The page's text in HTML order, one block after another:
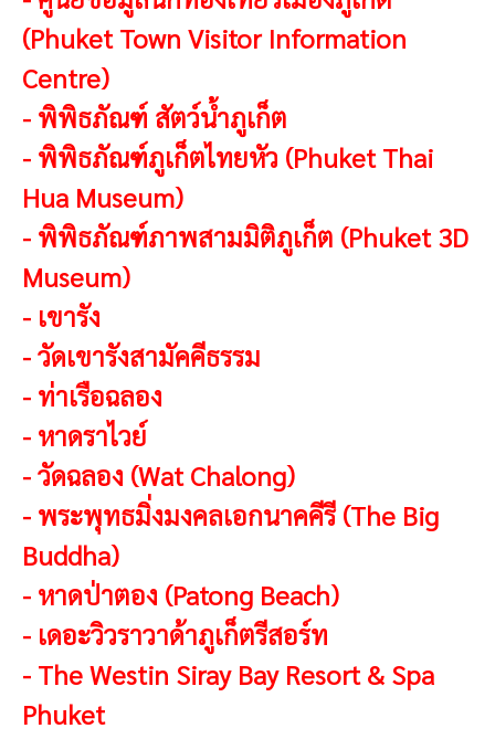
(Phuket Town Visitor Information
Centre)
- พิพิธภัณฑ์ สัตว์น้ำภูเก็ต
- พิพิธภัณฑ์ภูเก็ตไทยหัว (Phuket Thai
Hua Museum)
- พิพิธภัณฑ์ภาพสามมิติภูเก็ต (Phuket 3D
Museum)
- เขารัง
-วัดเขารังสามัคคีธรรม
- ท่าเรือฉลอง
- หาดราไวย์
-วัดฉลอง (Wat Chalong)
- พระพุทธมิ่งมงคลเอกนาคคีรี (The Big
Buddha)
- หาดป่าตอง (Patong Beach)
- เดอะวิวราวาด้าภูเก็ตรีสอร์ท
- The Westin Siray Bay Resort & Spa
Phuket